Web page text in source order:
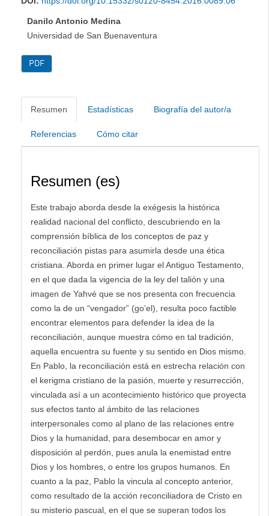
Danilo Antonio Medina
Universidad de San Buenaventura
PDF
Resumen Estadísticas Biografía del autor/a
Referencias Cómo citar
Resumen (es)
Este trabajo aborda desde la exégesis la histórica
realidad nacional del conflicto, descubriendo en la
comprensión bíblica de los conceptos de paz y
reconciliación pistas para asumirla desde una ética
cristiana. Aborda en primer lugar el Antiguo Testamento,
en el que dada la vigencia de la ley del talión y una
imagen de Yahvé que se nos presenta con frecuencia
como la de un “vengador” (go’el), resulta poco factible
encontrar elementos para defender la idea de la
reconciliación, aunque muestra cómo en tal tradición,
aquella encuentra su fuente y su sentido en Dios mismo.
En Pablo, la reconciliación está en estrecha relación con
el kerigma cristiano de la pasión, muerte y resurrección,
vinculada así a un acontecimiento histórico que proyecta
sus efectos tanto al ámbito de las relaciones
interpersonales como al plano de las relaciones entre
Dios y la humanidad, para desembocar en amor y
disposición al perdón, pues anula la enemistad entre
Dios y los hombres, o entre los grupos humanos. En
cuanto a la paz, Pablo la vincula al concepto anterior,
como resultado de la acción reconciliadora de Cristo en
su misterio pascual, en el que se superan todos los